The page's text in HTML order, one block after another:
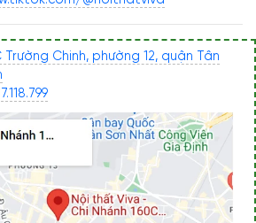
Trường Chinh, phường 12, quận Tân